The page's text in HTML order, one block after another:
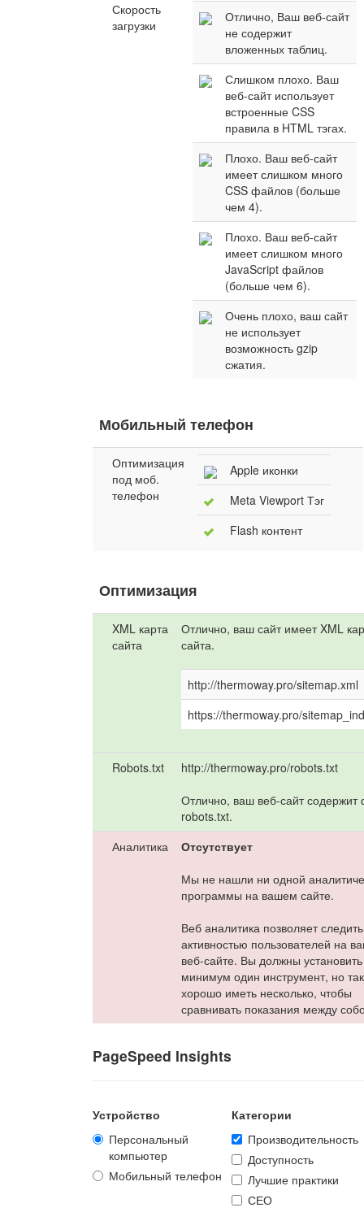
Скорость
загрузки
Отлично, Ваш веб-сайт
не содержит
вложенных таблиц.
Слишком плохо. Ваш
веб-сайт использует
встроенные CSS
правила в HTML тэгах.
Плохо. Ваш веб-сайт
имеет слишком много
CSS файлов (больше
чем 4).
Плохо. Ваш веб-сайт
имеет слишком много
JavaScript файлов
(больше чем 6).
Очень плохо, ваш сайт
не использует
возможность gzip
сжатия.
Мобильный телефон
Оптимизация
под моб.
телефон
Apple иконки
Meta Viewport Тэг
Flash контент
Оптимизация
XML карта
сайта
Отлично, ваш сайт имеет XML
сайта.
http://thermoway.pro/sitemap.xml
https://thermoway.pro/
Robots.txt
http://thermoway.pro/robots.txt
Отлично, ваш веб-сайт
robots.txt.
Аналитика
Отсутствует
Мы не нашли ни одной
программы на вашем сайте.
Веб аналитика позволяет
активностью пользователей на
веб-сайте. Вы должны установить
минимум один инструмент, но
хорошо иметь несколько, чтобы
сравнивать показания между
PageSpeed Insights
Устройство
Персональный
компьютер
Мобильный телефон
Категории
Производительность
Доступность
Лучшие практики
СЕО